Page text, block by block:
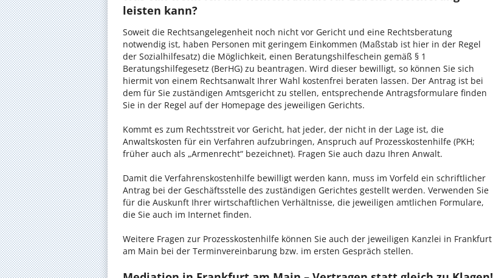
leisten kann?
Soweit die Rechtsangelegenheit noch nicht vor Gericht und eine Rechtsberatung
notwendig ist, haben Personen mit geringem Einkommen (Maßstab ist hier in der Regel
der Sozialhilfesatz) die Möglichkeit, einen Beratungshilfeschein gemäß § 1
Beratungshilfegesetz (BerHG) zu beantragen. Wird dieser bewilligt, so können Sie sich
hiermit von einem Rechtsanwalt Ihrer Wahl kostenfrei beraten lassen. Der Antrag ist bei
dem für Sie zuständigen Amtsgericht zu stellen, entsprechende Antragsformulare finden
Sie in der Regel auf der Homepage des jeweiligen Gerichts.
Kommt es zum Rechtsstreit vor Gericht, hat jeder, der nicht in der Lage ist, die
Anwaltskosten für ein Verfahren aufzubringen, Anspruch auf Prozesskostenhilfe (PKH;
früher auch als „Armenrecht“ bezeichnet). Fragen Sie auch dazu Ihren Anwalt.
Damit die Verfahrenskostenhilfe bewilligt werden kann, muss im Vorfeld ein schriftlicher
Antrag bei der Geschäftsstelle des zuständigen Gerichtes gestellt werden. Verwenden Sie
für die Auskunft Ihrer wirtschaftlichen Verhältnisse, die jeweiligen amtlichen Formulare,
die Sie auch im Internet finden.
Weitere Fragen zur Prozesskostenhilfe können Sie auch der jeweiligen Kanzlei in Frankfurt
am Main bei der Terminvereinbarung bzw. im ersten Gespräch stellen.